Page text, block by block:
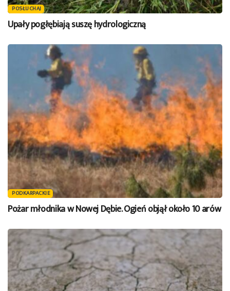
POSŁUCHAJ
Upały pogłębiają suszę hydrologiczną
PODKARPACKIE
Pożar młodnika w Nowej Dębie. Ogień objął około 10 arów